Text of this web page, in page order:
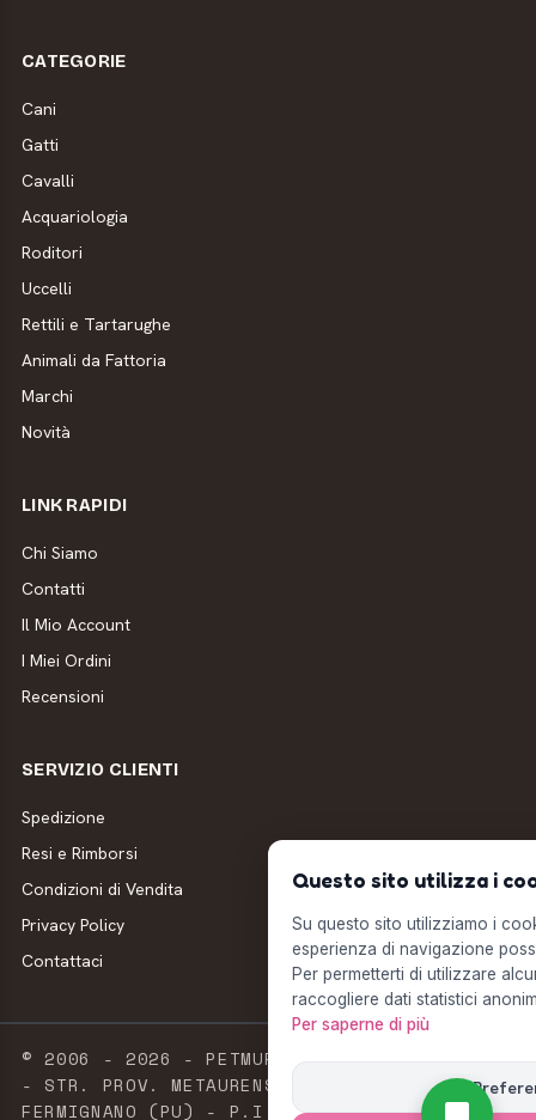
CATEGORIE
Cani
Gatti
Cavalli
Acquariologia
Roditori
Uccelli
Rettili e Tartarughe
Animali da Fattoria
Marchi
Novità
LINK RAPIDI
Chi Siamo
Contatti
Il Mio Account
I Miei Ordini
Recensioni
SERVIZIO CLIENTI
Spedizione
Resi e Rimborsi
Condizioni di Vendita
Privacy Policy
Contattaci
© 2006 - 2026 - PETMUFFIN - MILLSTORE SRL
- STR. PROV. METAURENSE, 20 - 61033
FERMIGNANO (PU) - P.I. E C.F. 02603420411
Questo sito utilizza i
Su questo sito utilizziamo i
esperienza di navigazione
Per permetterti di utilizzare
raccogliere dati statistici
Per saperne di più